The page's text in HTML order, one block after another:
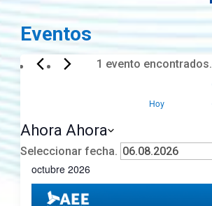
Eventos
1 evento encontrados.
Eventos
Hoy
AhoraAhora
Seleccionar fecha.
octubre 2026